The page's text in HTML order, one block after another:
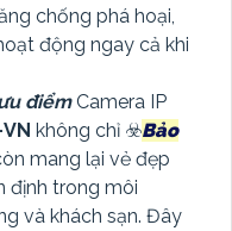
chống phá hoại,
động ngay cả khi
điểmCamera IP
không chỉ ☣️Bảo
mang lại vẻ đẹp
định trong môi
và khách sạn. Đây